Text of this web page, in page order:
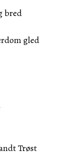
bred
gled
Trøst